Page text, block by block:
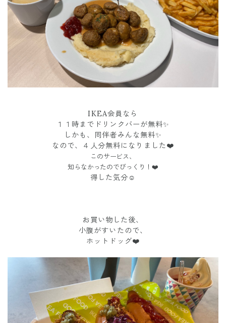
IKEA会員なら
１１時までドリンクバーが無料✨
しかも、同伴者みんな無料✨
なので、４人分無料になりました❤️
このサービス、
知らなかったのでびっくり！❤️
得した気分☺️
お買い物した後、
小腹がすいたので、
ホットドッグ❤️